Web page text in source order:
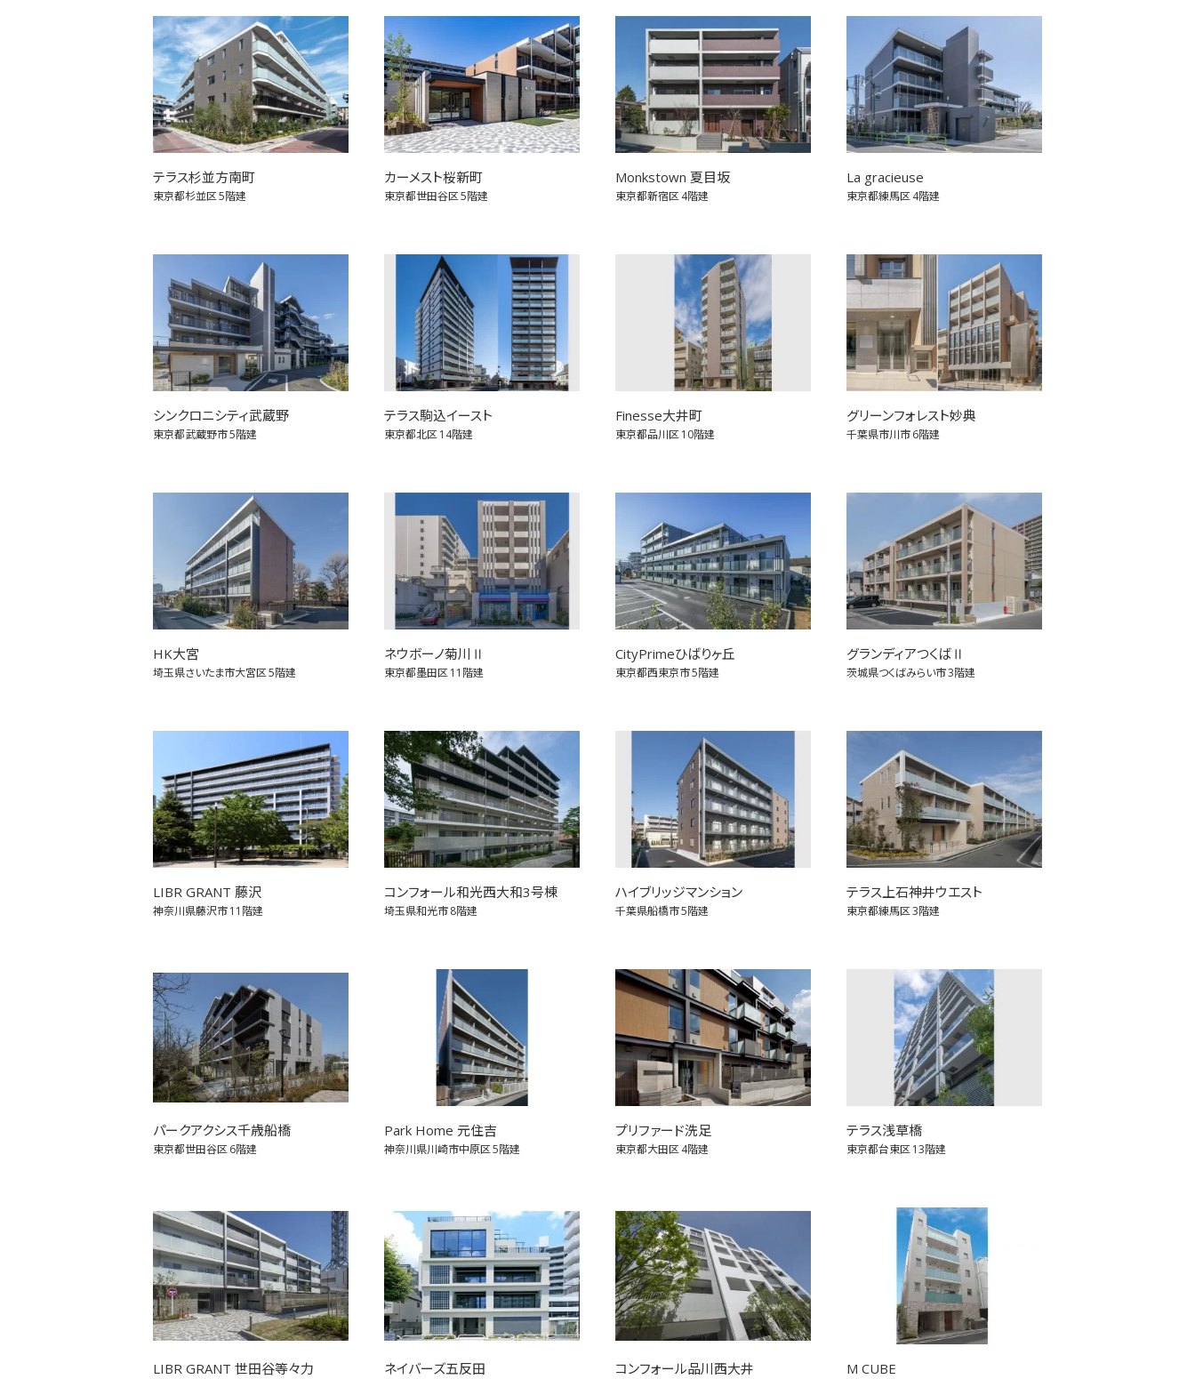
テラス杉並方南町
東京都杉並区5階建
カーメスト桜新町
東京都世田谷区5階建
Monkstown 夏目坂
東京都新宿区4階建
La gracieuse
東京都練馬区4階建
シンクロニシティ武蔵野
東京都武蔵野市5階建
テラス駒込イースト
東京都北区14階建
Finesse大井町
東京都品川区10階建
グリーンフォレスト妙典
千葉県市川市6階建
HK大宮
埼玉県さいたま市大宮区5階建
ネウボーノ菊川Ⅱ
東京都墨田区11階建
CityPrimeひばりヶ丘
東京都西東京市5階建
グランディアつくばⅡ
茨城県つくばみらい市3階建
LIBR GRANT 藤沢
神奈川県藤沢市11階建
コンフォール和光西大和3号棟
埼玉県和光市8階建
ハイブリッジマンション
千葉県船橋市5階建
テラス上石神井ウエスト
東京都練馬区3階建
パークアクシス千歳船橋
東京都世田谷区6階建
Park Home 元住吉
神奈川県川崎市中原区5階建
プリファード洗足
東京都大田区4階建
テラス浅草橋
東京都台東区13階建
LIBR GRANT 世田谷等々力 ネイバーズ五反田 コンフォール品川西大井 M CUBE